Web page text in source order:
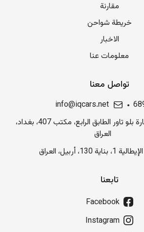
مقارنة
خريطة شواحن
الاخبار
معلومات عنا
تواصل معنا
info@iqcars.net
شارع الرواد، عمارة بلو تاور الطابق الرابع، مكتب 407، بغداد،
العراق
130، أربيل، العراق
تابعنا
Facebook
Instagram